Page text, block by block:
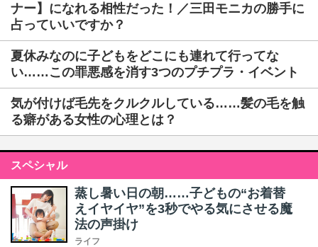
ナー】になれる相性だった！／三田モニカの勝手に
占っていいですか？
夏休みなのに子どもをどこにも連れて行ってな
い……この罪悪感を消す3つのプチプラ・イベント
気が付けば毛先をクルクルしている……髪の毛を触
る癖がある女性の心理とは？
スペシャル
蒸し暑い日の朝……子どもの“お着替
えイヤイヤ”を3秒でやる気にさせる魔
法の声掛け
ライフ